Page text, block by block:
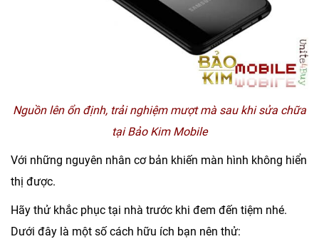
Nguồn lên ổn định, trải nghiệm mượt mà sau khi sửa chữa
tại Bảo Kim Mobile
Với những nguyên nhân cơ bản khiến màn hình không hiển
thị được.
Hãy thử khắc phục tại nhà trước khi đem đến tiệm nhé.
Dưới đây là một số cách hữu ích bạn nên thử: